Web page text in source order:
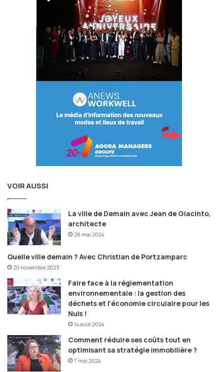
le Facility Management.
Ses solutions permettent la digitalisation des bâtiments et
services en intégrant le paysage diversifié des
technologies smart building, les solutions d’entreprises et
les données au sein d’une source unique et fiable et
transformant cela en valeur pour les propriétaires ou
prestataires de services. Planon compte plus de 2 500
entreprises clientes dans le monde.
Interview réalisée parLionel COTTIN lors desAGORA LIVE
IMMOBILIER D’ENTREPRISE
VOIR AUSSI
La ville de Demain avec Jean de Giacinto,
architecte
28 mai 2024
Quelle ville demain ? Avec Christian de Portzamparc
20 novembre 2023
Faire face à la réglementation
environnementale : la gestion des
déchets et l’économie circulaire pour les
Nuls !
14 août 2024
Comment réduire ses coûts tout en
optimisant sa stratégie immobilière ?
7 mai 2024